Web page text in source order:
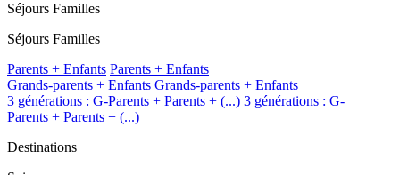
Séjours Familles
Séjours Familles
Parents + Enfants Parents + Enfants
Grands-parents + Enfants Grands-parents + Enfants
3 générations : G-Parents + Parents + (...) 3 générations : G-
Parents + Parents + (...)
Destinations